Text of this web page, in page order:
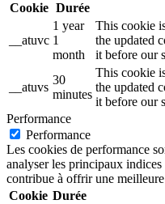
Cookie Durée
__atuvc
1 year
1
month
This cookie
the updated
it before our
__atuvs
30
minutes
This cookie
the updated
it before our
Performance
Performance
Les cookies de performance
analyser les principaux
contribue à offrir une
Cookie Durée